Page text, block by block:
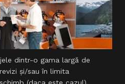
dintr-o gama largă de
şi/sau în limita
(daca este cazul).